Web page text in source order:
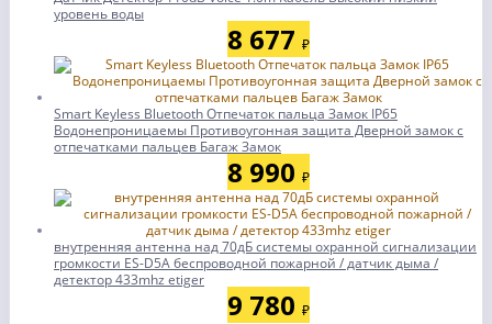
уровень воды
8 677 ₽
Smart Keyless Bluetooth Отпечаток пальца Замок IP65
Водонепроницаемы Противоугонная защита Дверной замок с
отпечатками пальцев Багаж Замок
8 990 ₽
внутренняя антенна над 70дБ системы охранной сигнализации
громкости ES-D5A беспроводной пожарной / датчик дыма /
детектор 433mhz etiger
9 780 ₽